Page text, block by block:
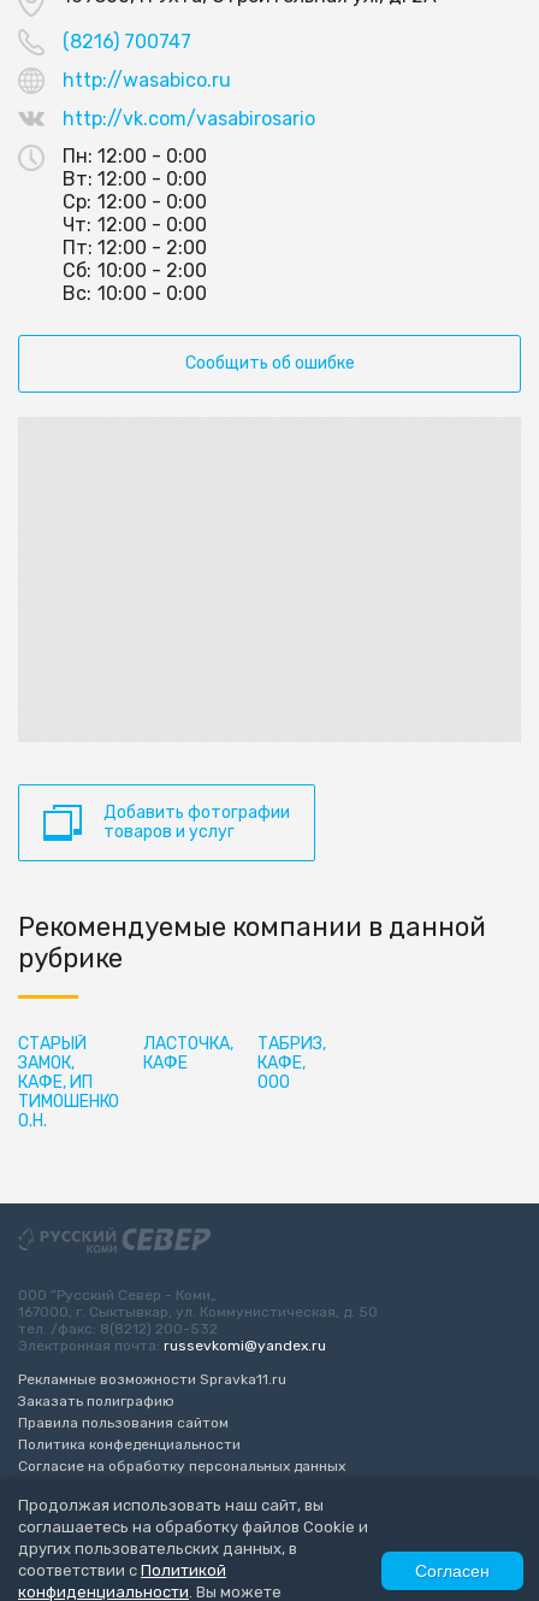
(8216) 700747
http://wasabico.ru
http://vk.com/vasabirosario
Пн: 12:00 - 0:00
Вт: 12:00 - 0:00
Ср: 12:00 - 0:00
Чт: 12:00 - 0:00
Пт: 12:00 - 2:00
Сб: 10:00 - 2:00
Вс: 10:00 - 0:00
Сообщить об ошибке
Добавить фотографии
товаров и услуг
Рекомендуемые компании в данной
рубрике
СТАРЫЙ
ЗАМОК,
КАФЕ, ИП
ТИМОШЕНКО
О.Н.
ЛАСТОЧКА,
КАФЕ
ТАБРИЗ,
КАФЕ,
ООО
Продолжая использовать наш сайт, вы
соглашаетесь на обработку файлов Cookie и
других пользовательских данных, в
соответствии с Политикой
конфиденциальности. Вы можете
Согласен
ООО “Русский Север - Коми„
167000, г. Сыктывкар, ул. Коммунистическая, д. 50
тел. /факс: 8(8212) 200-532
Электронная почта: russevkomi@yandex.ru
Рекламные возможности Spravka11.ru
Заказать полиграфию
Правила пользования сайтом
Политика конфеденциальности
Согласие на обработку персональных данных
Разработка сайта“ЭкспертБизнесГрупп”
© 2010-2026 Русский Север - Коми